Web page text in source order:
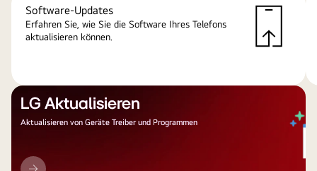
Software-Updates
Erfahren Sie, wie Sie die Software Ihres Telefons
aktualisieren können.
LG Aktualisieren
Aktualisieren von Geräte Treiber und Programmen
LG